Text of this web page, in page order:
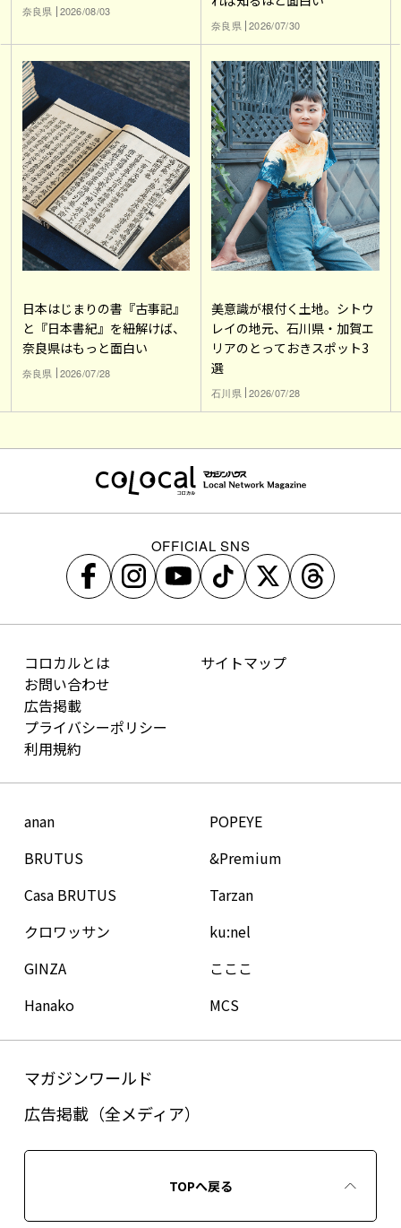
奈良県 2026/08/03
奈良県 2026/07/30
日本はじまりの書『古事記』
と『日本書紀』を紐解けば、
奈良県はもっと面白い
奈良県 2026/07/28
美意識が根付く土地。シトウ
レイの地元、石川県・加賀エ
リアのとっておきスポット3
選
石川県 2026/07/28
OFFICIAL SNS
コロカルとは
お問い合わせ
広告掲載
プライバシーポリシー
利用規約
サイトマップ
anan
BRUTUS
Casa BRUTUS
クロワッサン
GINZA
Hanako
POPEYE
&Premium
Tarzan
ku:nel
こここ
MCS
マガジンワールド
広告掲載（全メディア）
TOPへ戻る